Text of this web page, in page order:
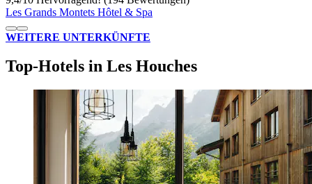
Les Grands Montets Hôtel & Spa
WEITERE UNTERKÜNFTE
Top-Hotels in Les Houches